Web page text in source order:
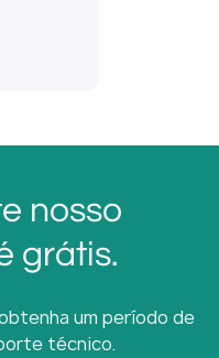
nosso
grátis.
um período de
técnico.